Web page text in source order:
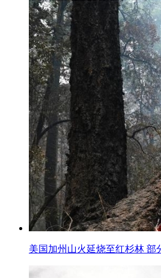
美国加州山火延烧至红杉林 部